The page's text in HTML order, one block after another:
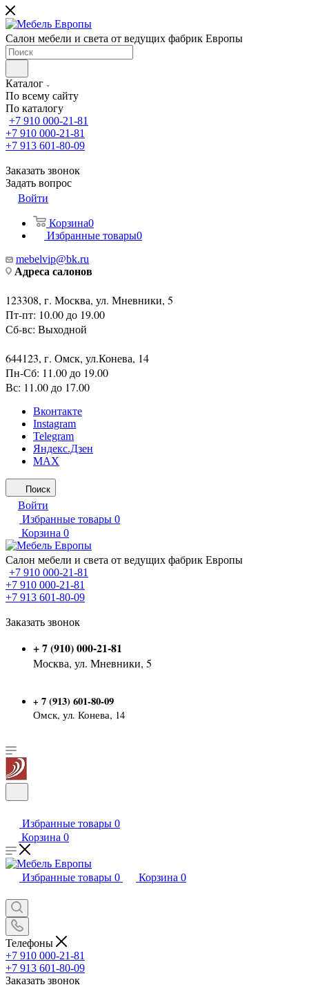
Салон мебели и света от ведущих фабрик Европы
Каталог
По всему сайту
По каталогу
+7 910 000-21-81
+7 910 000-21-81
+7 913 601-80-09
Заказать звонок
Задать вопрос
Войти
Корзина0
Избранные товары0
mebelvip@bk.ru
Адреса салонов
123308, г. Москва, ул. Мневники, 5
Пт-пт: 10.00 до 19.00
Сб-вс: Выходной
644123, г. Омск, ул.Конева, 14
Пн-Сб: 11.00 до 19.00
Вс: 11.00 до 17.00
Вконтакте
Instagram
Telegram
Яндекс.Дзен
MAX
Поиск
Войти
Избранные товары 0
Корзина 0
Салон мебели и света от ведущих фабрик Европы
+7 910 000-21-81
+7 910 000-21-81
+7 913 601-80-09
Заказать звонок
+ 7 (910) 000-21-81
Москва, ул. Мневники, 5
+ 7 (913) 601-80-09
Омск, ул. Конева, 14
Избранные товары 0
Корзина 0
Избранные товары 0 Корзина 0
Телефоны
+7 910 000-21-81
+7 913 601-80-09
Заказать звонок